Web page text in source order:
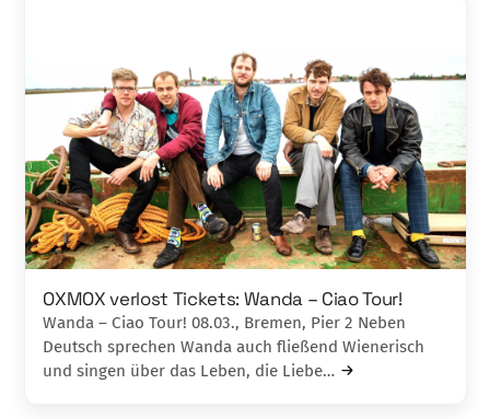
OXMOX verlost Tickets: Wanda – Ciao Tour!
Wanda – Ciao Tour! 08.03., Bremen, Pier 2 Neben
Deutsch sprechen Wanda auch fließend Wienerisch
und singen über das Leben, die Liebe…